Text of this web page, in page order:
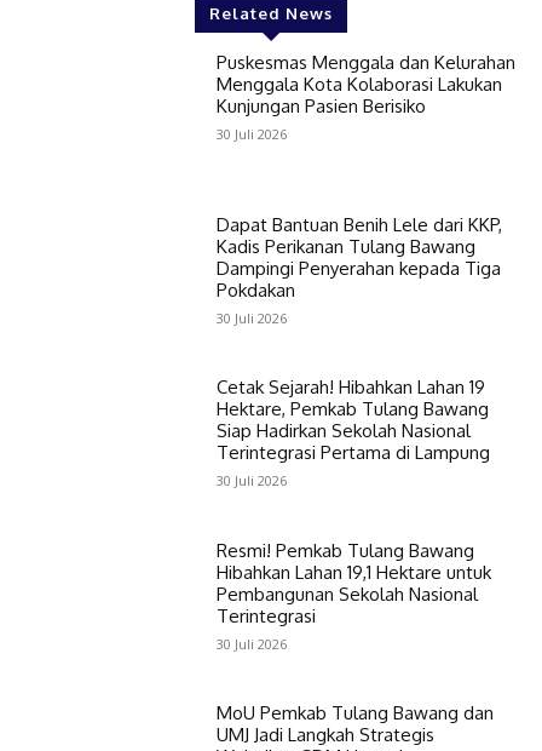
Related News
Puskesmas Menggala dan Kelurahan
Menggala Kota Kolaborasi Lakukan
Kunjungan Pasien Berisiko
30 Juli 2026
Dapat Bantuan Benih Lele dari KKP,
Kadis Perikanan Tulang Bawang
Dampingi Penyerahan kepada Tiga
Pokdakan
30 Juli 2026
Cetak Sejarah! Hibahkan Lahan 19
Hektare, Pemkab Tulang Bawang
Siap Hadirkan Sekolah Nasional
Terintegrasi Pertama di Lampung
30 Juli 2026
Resmi! Pemkab Tulang Bawang
Hibahkan Lahan 19,1 Hektare untuk
Pembangunan Sekolah Nasional
Terintegrasi
30 Juli 2026
MoU Pemkab Tulang Bawang dan
UMJ Jadi Langkah Strategis